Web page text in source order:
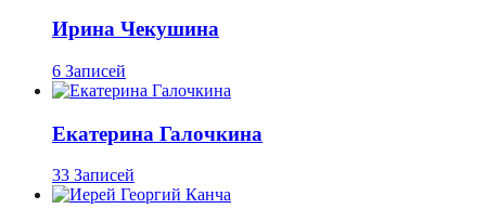
Ирина Чекушина
6 Записей
Екатерина Галочкина
33 Записей